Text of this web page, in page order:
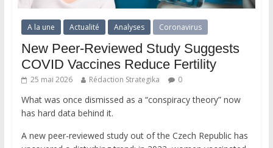
A la une Actualité Analyses Coronavirus
New Peer-Reviewed Study Suggests
COVID Vaccines Reduce Fertility
25 mai 2026 Rédaction Strategika 0
What was once dismissed as a “conspiracy theory” now
has hard data behind it.
A new peer-reviewed study out of the Czech Republic has